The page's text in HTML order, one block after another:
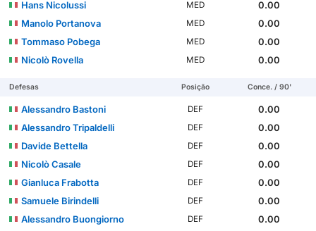
Hans Nicolussi
MED
0.00
Manolo Portanova
MED
0.00
Tommaso Pobega
MED
0.00
Nicolò Rovella
MED 0.00
Defesas Posição Conce. / 90'
Alessandro Bastoni DEF
0.00
Alessandro Tripaldelli
DEF
0.00
Davide Bettella
DEF
0.00
Nicolò Casale
DEF
0.00
Gianluca Frabotta
DEF
0.00
Samuele Birindelli
DEF
0.00
Alessandro Buongiorno
DEF
0.00